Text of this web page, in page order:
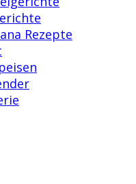
Rezepte